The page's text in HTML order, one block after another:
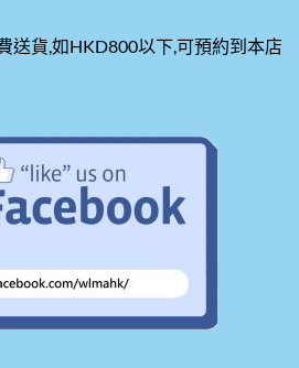
送貨,如HKD800以下,可預約到本店